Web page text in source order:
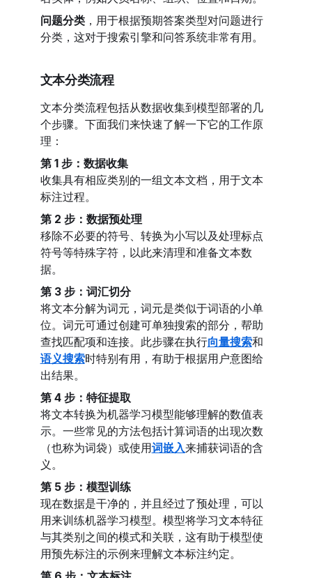
问题分类，用于根据预期答案类型对问题进行
分类，这对于搜索引擎和问答系统非常有用。
文本分类流程
文本分类流程包括从数据收集到模型部署的几
个步骤。下面我们来快速了解一下它的工作原
理：
第 1 步：数据收集
收集具有相应类别的一组文本文档，用于文本
标注过程。
第 2 步：数据预处理
移除不必要的符号、转换为小写以及处理标点
符号等特殊字符，以此来清理和准备文本数
据。
第 3 步：词汇切分
将文本分解为词元，词元是类似于词语的小单
位。词元可通过创建可单独搜索的部分，帮助
查找匹配项和连接。此步骤在执行向量搜索和
语义搜索时特别有用，有助于根据用户意图给
出结果。
第 4 步：特征提取
将文本转换为机器学习模型能够理解的数值表
示。一些常见的方法包括计算词语的出现次数
（也称为词袋）或使用词嵌入来捕获词语的含
义。
第 5 步：模型训练
现在数据是干净的，并且经过了预处理，可以
用来训练机器学习模型。模型将学习文本特征
与其类别之间的模式和关联，这有助于模型使
用预先标注的示例来理解文本标注约定。